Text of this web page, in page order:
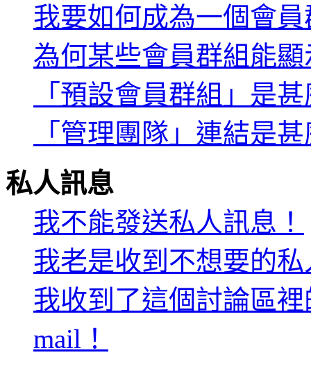
我要如何成為一個會
為何某些會員群組能
「預設會員群組」是
「管理團隊」連結是
私人訊息
我不能發送私人訊息！
我老是收到不想要的
我收到了這個討論區
mail！